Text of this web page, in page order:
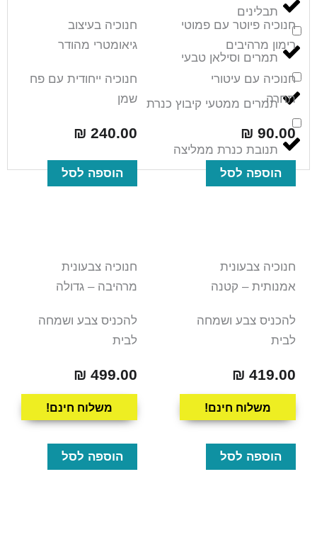
תבלינים
תמרים וסילאן טבעי
תמרים ממטעי קיבוץ כנרת
תנובת כנרת ממליצה
חנוכיה פיוטר עם פמוטי
רימון מרהיבים
חנוכיה עם עיטורי
תחרה
₪ 90.00
הוספה לסל
חנוכיה בעיצוב
גיאומטרי מהודר
חנוכיה ייחודית עם פח
שמן
₪ 240.00
הוספה לסל
חנוכיה צבעונית
אמנותית – קטנה
להכניס צבע ושמחה
לבית
₪ 419.00
משלוח חינם!
הוספה לסל
חנוכיה צבעונית
מרהיבה – גדולה
להכניס צבע ושמחה
לבית
₪ 499.00
משלוח חינם!
הוספה לסל